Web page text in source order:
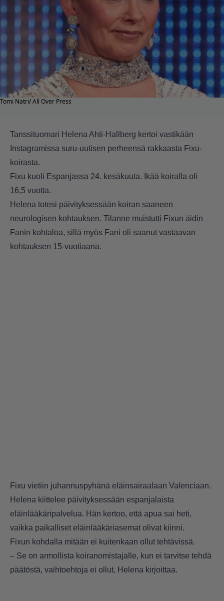
Tomi Natri/ All Over Press
Tanssituomari Helena Ahti-Hallberg kertoi vastikään
Instagramissa suru-uutisen perheensä rakkaasta Fixu-
koirasta.
Fixu kuoli Espanjassa 24. kesäkuuta. Ikää koiralla oli
16,5 vuotta.
Helena totesi päivityksessään koiran saaneen
neurologisen kohtauksen. Tilanne muistutti Fixun äidin
Fanin kohtaloa, sillä myös Fani oli saanut vastaavan
kohtauksen 15-vuotiaana.
Fixu vietiin juhannuspyhänä eläinsairaalaan Valenciaan.
Helena kiittelee päivityksessään espanjalaista
eläinlääkäripalvelua. Hän kertoo, että apua sai heti,
vaikka paikalliset eläinlääkäriasemat olivat kiinni.
Fixun kohdalla mitään ei kuitenkaan ollut tehtävissä.
– Se on armollista koiranomistajalle, kun ei tarvitse tehdä
päätöstä, vaihtoehtoja ei ollut, Helena kirjoittaa.